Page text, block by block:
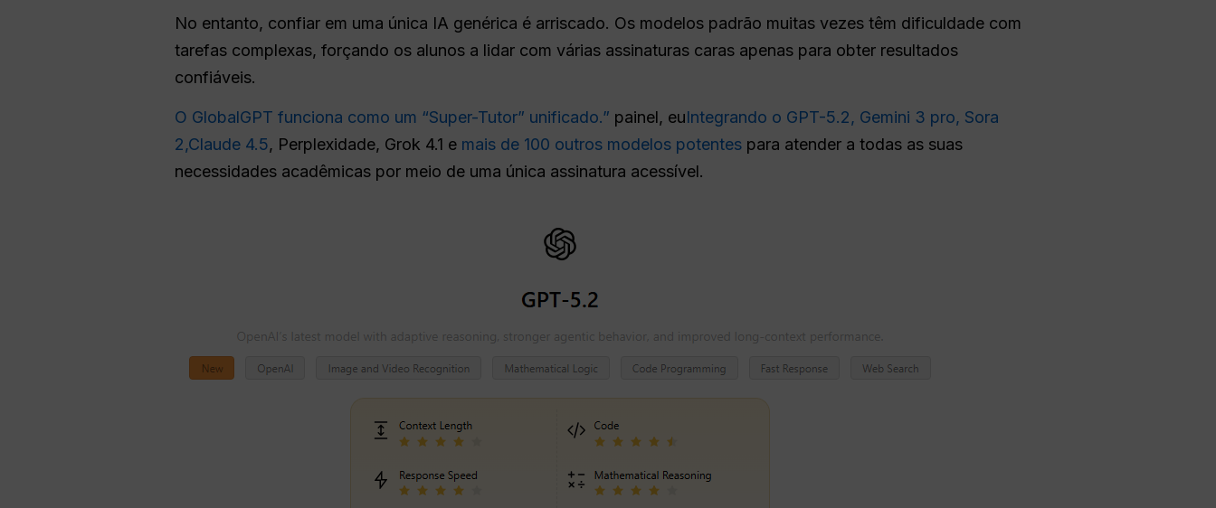
No entanto, confiar em uma única IA genérica é arriscado. Os modelos padrão muitas vezes têm dificuldade com
tarefas complexas, forçando os alunos a lidar com várias assinaturas caras apenas para obter resultados
confiáveis.
O GlobalGPT funciona como um “Super-Tutor” unificado.” painel, euIntegrando o GPT-5.2, Gemini 3 pro, Sora
2,Claude 4.5, Perplexidade, Grok 4.1 e mais de 100 outros modelos potentes para atender a todas as suas
necessidades acadêmicas por meio de uma única assinatura acessível.